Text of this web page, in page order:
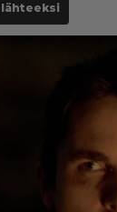
lähteeksi